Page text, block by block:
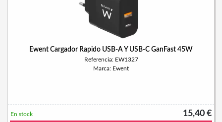
Ewent Cargador Rapido USB-A Y USB-C GanFast 45W
Referencia: EW1327
Marca: Ewent
15,40 €
En stock